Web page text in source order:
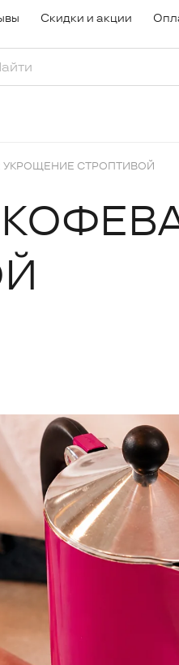
Скидки и акции
УКРОЩЕНИЕ СТРОПТИВОЙ